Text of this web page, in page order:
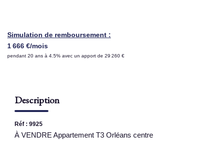
Nos Témoignages
Simulation de remboursement :
1 666 €/mois
pendant 20 ans à 4.5% avec un apport de 29 260 €
Description
Réf : 9925
À VENDRE Appartement T3 Orléans centre